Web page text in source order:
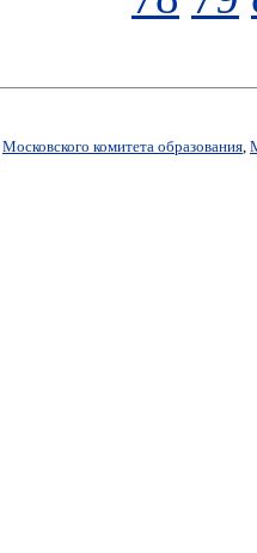
Московского комитета образования,